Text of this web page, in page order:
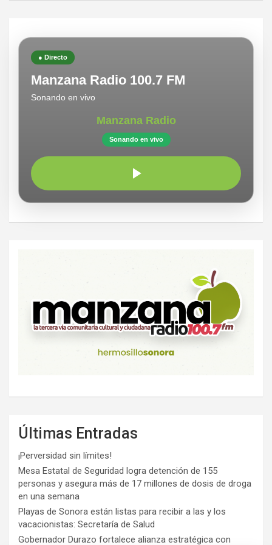
● Directo
Manzana Radio 100.7 FM
Sonando en vivo
Manzana Radio
Sonando en vivo
Últimas Entradas
¡Perversidad sin límites!
Mesa Estatal de Seguridad logra detención de 155
personas y asegura más de 17 millones de dosis de droga
en una semana
Playas de Sonora están listas para recibir a las y los
vacacionistas: Secretaría de Salud
Gobernador Durazo fortalece alianza estratégica con